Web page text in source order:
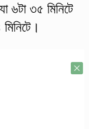
৬টা ৩৫ মিনিটে